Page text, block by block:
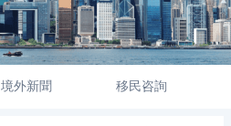
境外新聞 移民咨詢